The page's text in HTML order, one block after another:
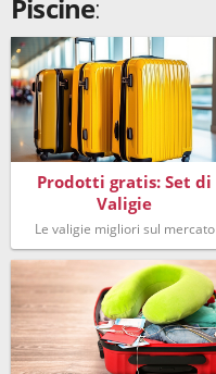
Piscine:
Prodotti gratis: Set di
Valigie
Le valigie migliori sul mercato